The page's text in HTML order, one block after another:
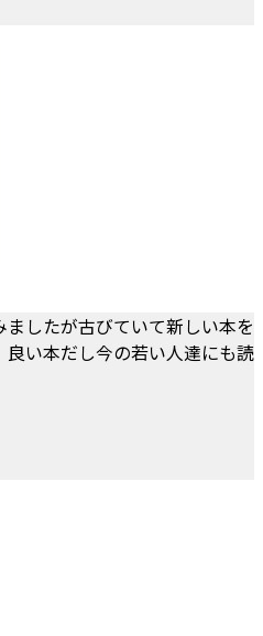
したが古びていて新しい本を
い本だし今の若い人達にも読